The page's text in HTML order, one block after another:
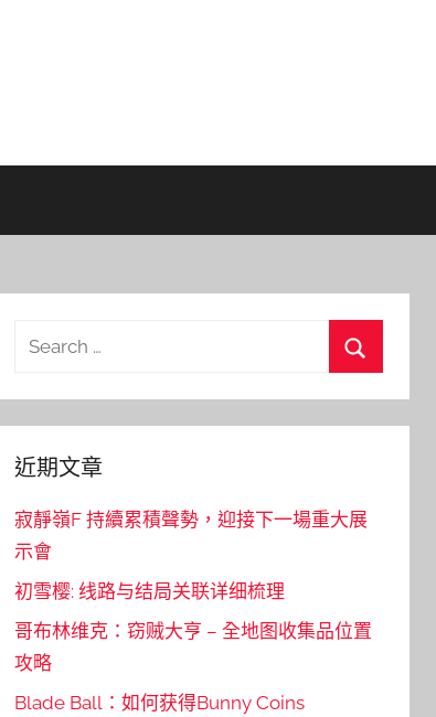
Search
近期文章
寂靜嶺F 持續累積聲勢，迎接下一場重大展
示會
初雪樱: 线路与结局关联详细梳理
哥布林维克：窃贼大亨 – 全地图收集品位置
攻略
Blade Ball：如何获得Bunny Coins